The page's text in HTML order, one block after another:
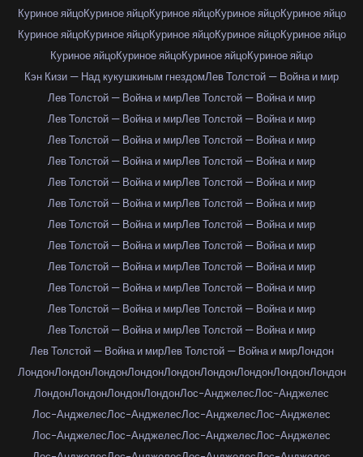
Куриное яйцоКуриное яйцоКуриное яйцоКуриное яйцоКуриное яйцо
Куриное яйцоКуриное яйцоКуриное яйцоКуриное яйцоКуриное яйцо
Куриное яйцоКуриное яйцоКуриное яйцоКуриное яйцо
Кэн Кизи — Над кукушкиным гнездомЛев Толстой — Война и мир
Лев Толстой — Война и мирЛев Толстой — Война и мир
Лев Толстой — Война и мирЛев Толстой — Война и мир
Лев Толстой — Война и мирЛев Толстой — Война и мир
Лев Толстой — Война и мирЛев Толстой — Война и мир
Лев Толстой — Война и мирЛев Толстой — Война и мир
Лев Толстой — Война и мирЛев Толстой — Война и мир
Лев Толстой — Война и мирЛев Толстой — Война и мир
Лев Толстой — Война и мирЛев Толстой — Война и мир
Лев Толстой — Война и мирЛев Толстой — Война и мир
Лев Толстой — Война и мирЛев Толстой — Война и мир
Лев Толстой — Война и мирЛев Толстой — Война и мир
Лев Толстой — Война и мирЛев Толстой — Война и мир
Лев Толстой — Война и мирЛев Толстой — Война и мирЛондон
ЛондонЛондонЛондонЛондонЛондонЛондонЛондонЛондонЛондон
ЛондонЛондонЛондонЛондонЛос-АнджелесЛос-Анджелес
Лос-АнджелесЛос-АнджелесЛос-АнджелесЛос-Анджелес
Лос-АнджелесЛос-АнджелесЛос-АнджелесЛос-Анджелес